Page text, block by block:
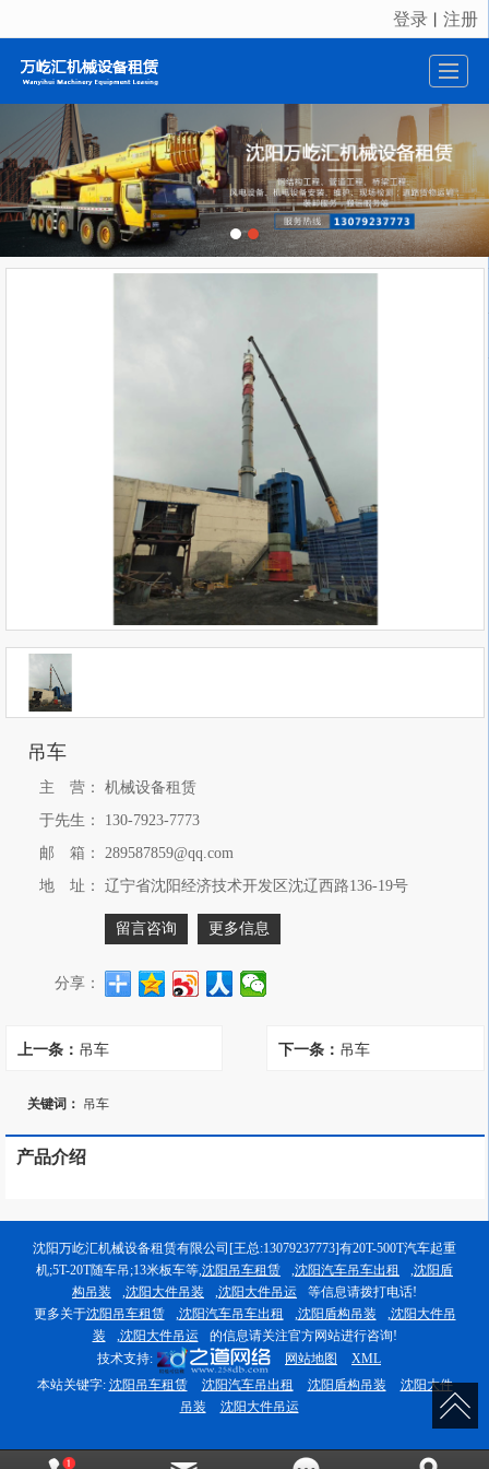
很遗憾，因您的浏览器版本过低导致无法获得最佳浏览体验，推荐下载安装谷歌浏览器！
登录 丨 注册
吊车
主 营：
机械设备租赁
于先生：
130-7923-7773
邮 箱：
289587859@qq.com
地 址：
辽宁省沈阳经济技术开发区沈辽西路136-19号
留言咨询 更多信息
分享：
上一条： 吊车 下一条： 吊车
关键词： 吊车
产品介绍
沈阳万屹汇机械设备租赁有限公司[王总:13079237773]有20T-500T汽车起重
机;5T-20T随车吊;13米板车等,沈阳吊车租赁 ,沈阳汽车吊车出租 ,沈阳盾
构吊装
,沈阳大件吊装 ,沈阳大件吊运
等信息请拨打电话!
更多关于沈阳吊车租赁 ,沈阳汽车吊车出租 ,沈阳盾构吊装 ,沈阳大件吊
装
,沈阳大件吊运
的信息请关注官方网站进行咨询!
技术支持:
网站地图
XML
本站关键字: 沈阳吊车租赁 沈阳汽车吊出租 沈阳盾构吊装
沈阳大件
吊装
沈阳大件吊运